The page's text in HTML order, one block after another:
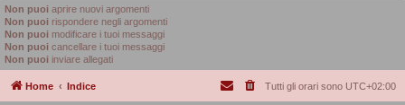
Non puoi aprire nuovi argomenti
Non puoi rispondere negli argomenti
Non puoi modificare i tuoi messaggi
Non puoi cancellare i tuoi messaggi
Non puoi inviare allegati
Home Indice Tutti gli orari sono UTC+02:00